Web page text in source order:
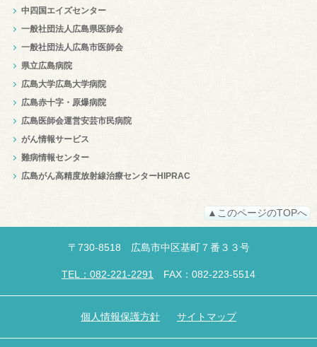
中四国エイズセンター
一般社団法人広島県医師会
一般社団法人広島市医師会
県立広島病院
広島大学広島大学病院
広島赤十字・原爆病院
広島医師会運営安芸市民病院
がん情報サービス
難病情報センター
広島がん高精度放射線治療センターHIPRAC
▲このページのTOPへ
〒 730-8518 広島市中区基町７番３３号
TEL：082-221-2291 FAX：082-223-5514
個人情報保護方針 サイトマップ